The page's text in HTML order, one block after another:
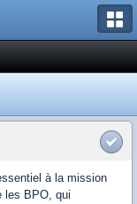
à la mission
les BPO, qui